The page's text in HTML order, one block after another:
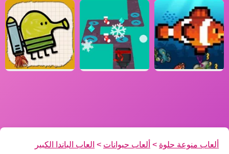
ألعاب منوعة حلوة > ألعاب حيوانات > العاب الباندا الكبير